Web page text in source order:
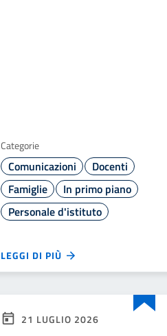
Categorie
Comunicazioni
Docenti
Famiglie
In primo piano
Personale d'istituto
LEGGI DI PIÙ
21 LUGLIO 2026